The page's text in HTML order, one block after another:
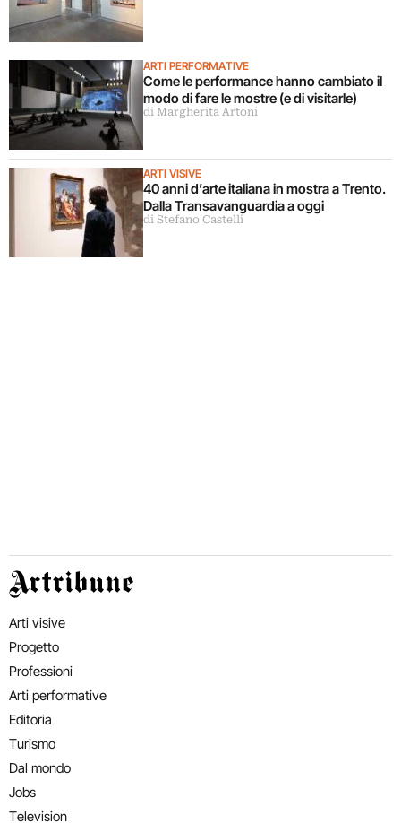
ARTI PERFORMATIVE
Come le performance hanno cambiato il
modo di fare le mostre (e di visitarle)
di Margherita Artoni
ARTI VISIVE
40 anni d’arte italiana in mostra a Trento.
Dalla Transavanguardia a oggi
di Stefano Castelli
Artribune
Arti visive
Progetto
Professioni
Arti performative
Editoria
Turismo
Dal mondo
Jobs
Television